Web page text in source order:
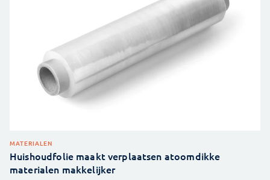
MATERIALEN
Huishoudfolie maakt verplaatsen atoomdikke
materialen makkelijker